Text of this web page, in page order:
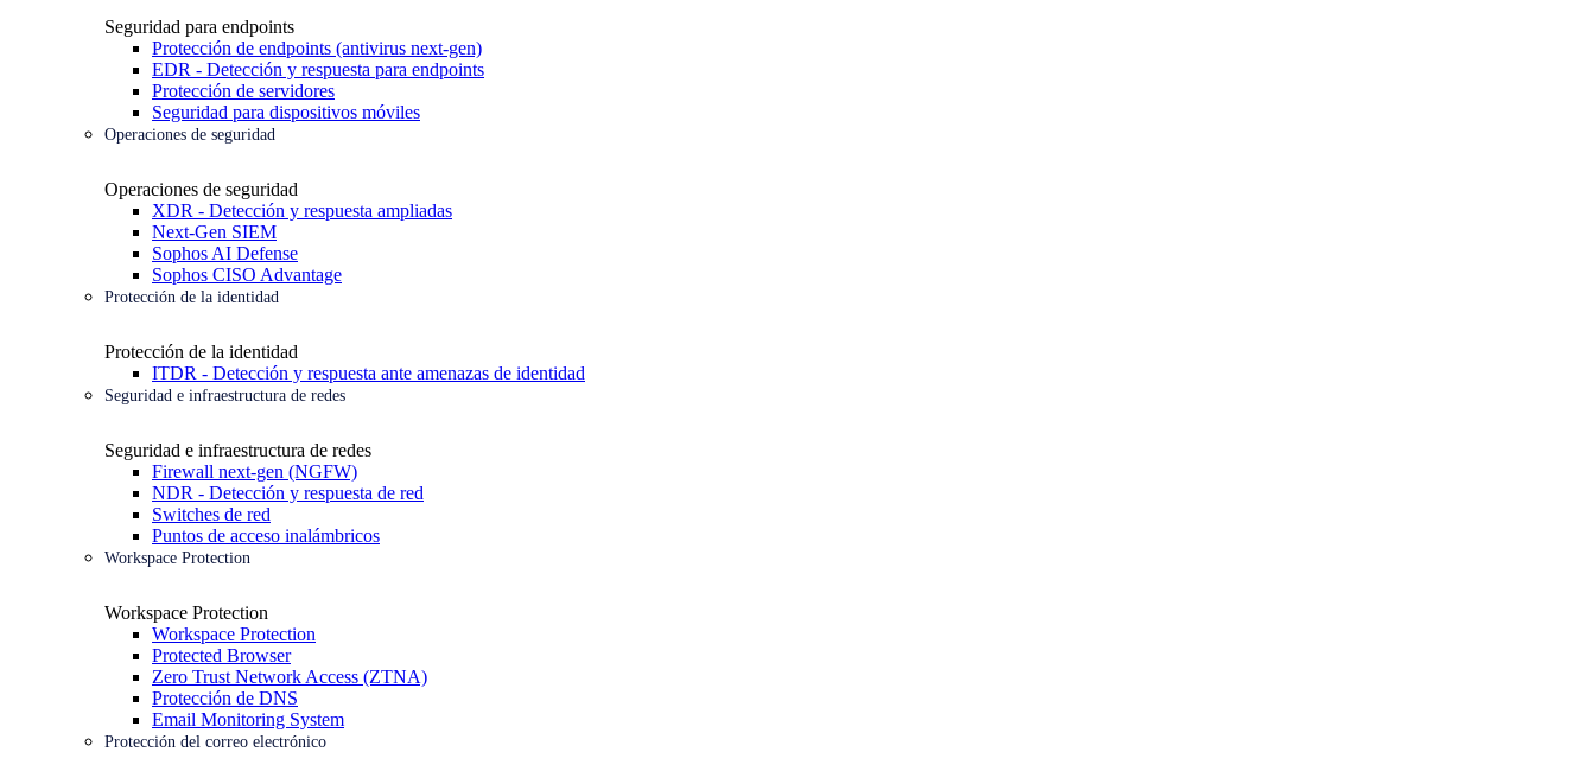
Seguridad para endpoints
Protección de endpoints (antivirus next-gen)
EDR - Detección y respuesta para endpoints
Protección de servidores
Seguridad para dispositivos móviles
Operaciones de seguridad
Operaciones de seguridad
XDR - Detección y respuesta ampliadas
Next-Gen SIEM
Sophos AI Defense
Sophos CISO Advantage
Protección de la identidad
Protección de la identidad
ITDR - Detección y respuesta ante amenazas de identidad
Seguridad e infraestructura de redes
Seguridad e infraestructura de redes
Firewall next-gen (NGFW)
NDR - Detección y respuesta de red
Switches de red
Puntos de acceso inalámbricos
Workspace Protection
Workspace Protection
Workspace Protection
Protected Browser
Zero Trust Network Access (ZTNA)
Protección de DNS
Email Monitoring System
Protección del correo electrónico